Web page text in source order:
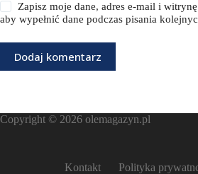
Zapisz moje dane, adres e-mail i
aby wypełnić dane podczas pisania
Dodaj komentarz
Copyright © 2026 olemagazyn.pl
Kontakt Polityka